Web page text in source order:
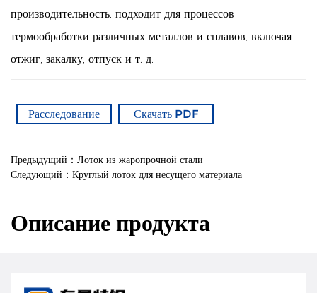
производительность, подходит для процессов
термообработки различных металлов и сплавов, включая
отжиг, закалку, отпуск и т. д.
Расследование Скачать PDF
Предыдущий：Лоток из жаропрочной стали
Следующий：Круглый лоток для несущего материала
Описание продукта